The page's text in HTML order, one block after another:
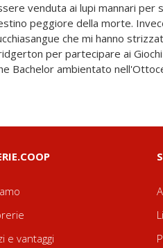
venduta ai lupi mannari per
peggiore della morte.
che mi hanno
per partecipare ai
Bachelor ambientato
Questo finché il generale
sguardo ardente non mi
se, dopotutto, sfuggire al
e vantaggi